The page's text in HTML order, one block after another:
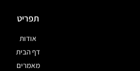
תפריט
אודות
דף הבית
מאמרים